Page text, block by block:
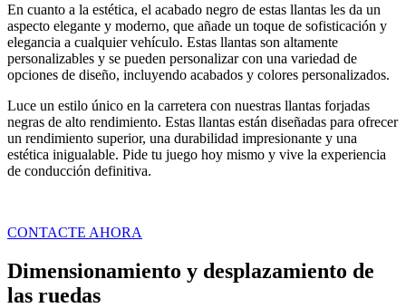
En cuanto a la estética, el acabado negro de estas llantas les da un
aspecto elegante y moderno, que añade un toque de sofisticación y
elegancia a cualquier vehículo. Estas llantas son altamente
personalizables y se pueden personalizar con una variedad de
opciones de diseño, incluyendo acabados y colores personalizados.
Luce un estilo único en la carretera con nuestras llantas forjadas
negras de alto rendimiento. Estas llantas están diseñadas para ofrecer
un rendimiento superior, una durabilidad impresionante y una
estética inigualable. Pide tu juego hoy mismo y vive la experiencia
de conducción definitiva.
CONTACTE AHORA
Dimensionamiento y desplazamiento de
las ruedas